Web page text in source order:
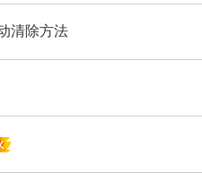
清除方法